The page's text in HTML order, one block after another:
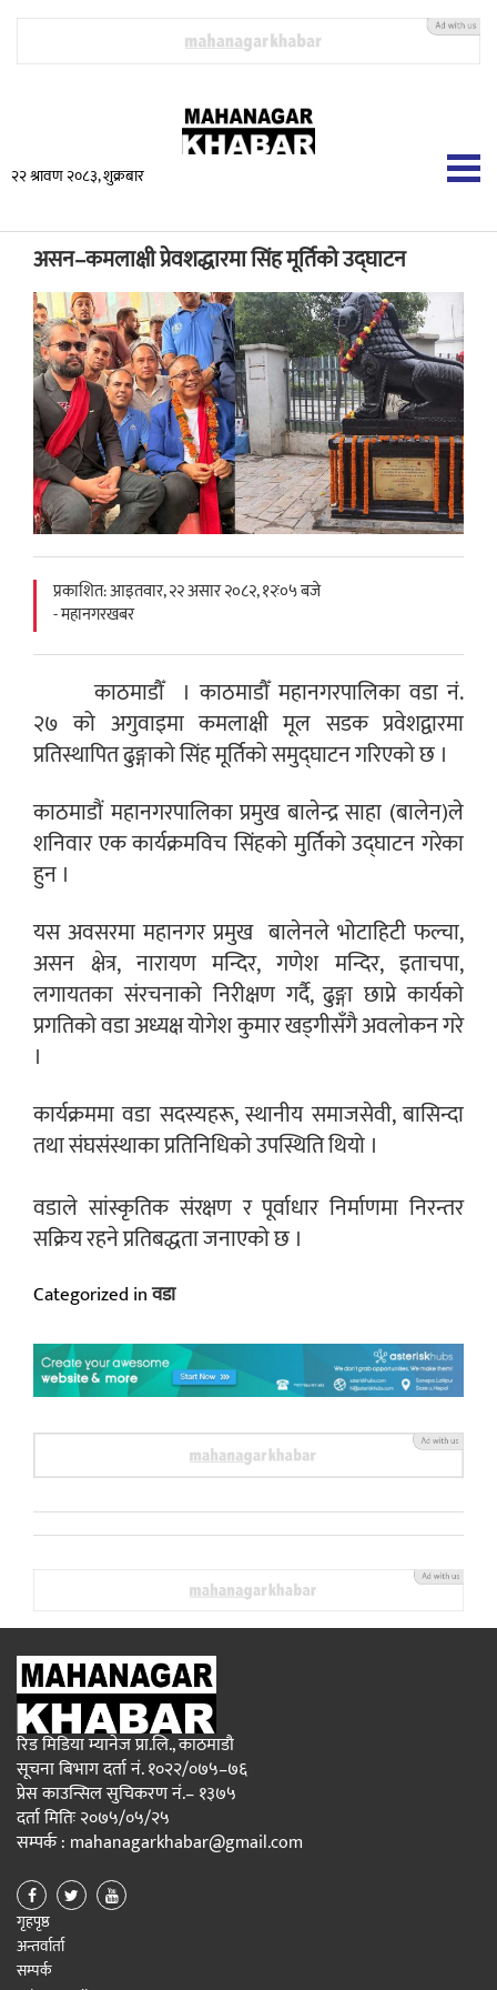
२२ श्रावण २०८३, शुक्रबार
असन–कमलाक्षी प्रेवशद्धारमा सिंह मूर्तिको उद्घाटन
प्रकाशित: आइतवार, २२ असार २०८२, १२ः०५ बजे
- महानगरखबर
काठमाडौँ । काठमाडौँ महानगरपालिका वडा नं.
२७ को अगुवाइमा कमलाक्षी मूल सडक प्रवेशद्वारमा
प्रतिस्थापित ढुङ्गाको सिंह मूर्तिको समुद्घाटन गरिएको छ ।
काठमाडौं महानगरपालिका प्रमुख बालेन्द्र साहा (बालेन)ले
शनिवार एक कार्यक्रमविच सिंहको मुर्तिको उद्घाटन गरेका
हुन ।
यस अवसरमा महानगर प्रमुख बालेनले भोटाहिटी फल्चा,
असन क्षेत्र, नारायण मन्दिर, गणेश मन्दिर, इताचपा,
लगायतका संरचनाको निरीक्षण गर्दै, ढुङ्गा छाप्ने कार्यको
प्रगतिको वडा अध्यक्ष योगेश कुमार खड्गीसँगै अवलोकन गरे
।
कार्यक्रममा वडा सदस्यहरू, स्थानीय समाजसेवी, बासिन्दा
तथा संघसंस्थाका प्रतिनिधिको उपस्थिति थियो ।
वडाले सांस्कृतिक संरक्षण र पूर्वाधार निर्माणमा निरन्तर
सक्रिय रहने प्रतिबद्धता जनाएको छ ।
Categorized inवडा
रिड मिडिया म्यानेज प्रा.लि., काठमाडौ
सूचना बिभाग दर्ता नं. १०२२/०७५–७६
प्रेस काउन्सिल सुचिकरण नं.– १३७५
दर्ता मितिः २०७५/०५/२५
सम्पर्क : mahanagarkhabar@gmail.com
गृहपृष्ठ
अन्तर्वार्ता
सम्पर्क